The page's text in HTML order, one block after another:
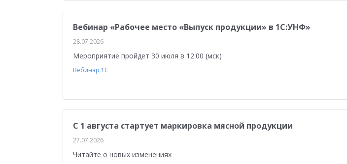
Вебинар «Рабочее место «Выпуск продукции» в 1С:УНФ»
28.07.2026
Мероприятие пройдет 30 июля в 12.00 (мск)
Вебинар 1С
С 1 августа стартует маркировка мясной продукции
27.07.2026
Читайте о новых изменениях